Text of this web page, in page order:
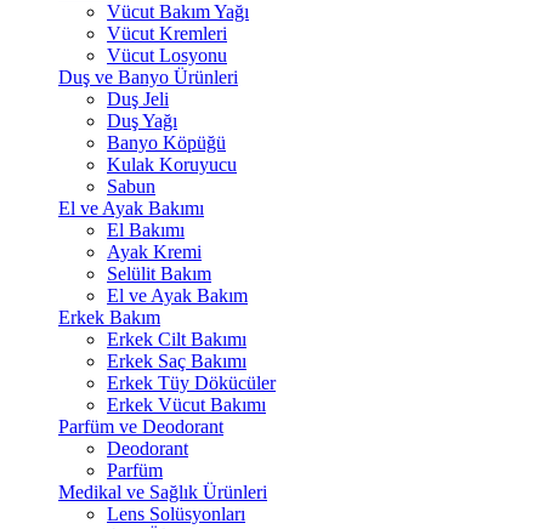
Vücut Bakım Yağı
Vücut Kremleri
Vücut Losyonu
Duş ve Banyo Ürünleri
Duş Jeli
Duş Yağı
Banyo Köpüğü
Kulak Koruyucu
Sabun
El ve Ayak Bakımı
El Bakımı
Ayak Kremi
Selülit Bakım
El ve Ayak Bakım
Erkek Bakım
Erkek Cilt Bakımı
Erkek Saç Bakımı
Erkek Tüy Dökücüler
Erkek Vücut Bakımı
Parfüm ve Deodorant
Deodorant
Parfüm
Medikal ve Sağlık Ürünleri
Lens Solüsyonları